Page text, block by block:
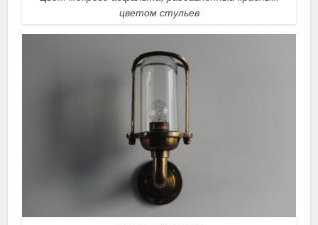
цветом стульев